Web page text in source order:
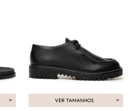
VER TAMANHOS
ADICIONAR AO CARRINHO